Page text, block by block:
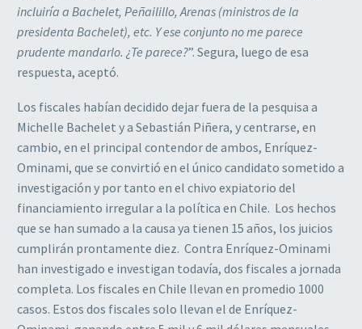
incluiría a Bachelet, Peñailillo, Arenas (ministros de la
presidenta Bachelet), etc. Y ese conjunto no me parece
prudente mandarlo. ¿Te parece?”. Segura, luego de esa
respuesta, aceptó.
Los fiscales habían decidido dejar fuera de la pesquisa a
Michelle Bachelet y a Sebastián Piñera, y centrarse, en
cambio, en el principal contendor de ambos, Enríquez-
Ominami, que se convirtió en el único candidato sometido a
investigación y por tanto en el chivo expiatorio del
financiamiento irregular a la política en Chile. Los hechos
que se han sumado a la causa ya tienen 15 años, los juicios
cumplirán prontamente diez. Contra Enríquez-Ominami
han investigado e investigan todavía, dos fiscales a jornada
completa. Los fiscales en Chile llevan en promedio 1000
casos. Estos dos fiscales solo llevan el de Enríquez-